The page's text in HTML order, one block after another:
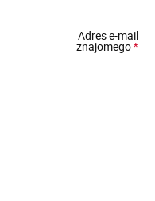
Adres e-mail
znajomego*